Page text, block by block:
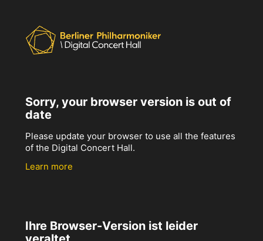
Sorry, your browser version is out of
date
Please update your browser to use all the features
of the Digital Concert Hall.
Learn more
Ihre Browser-Version ist leider